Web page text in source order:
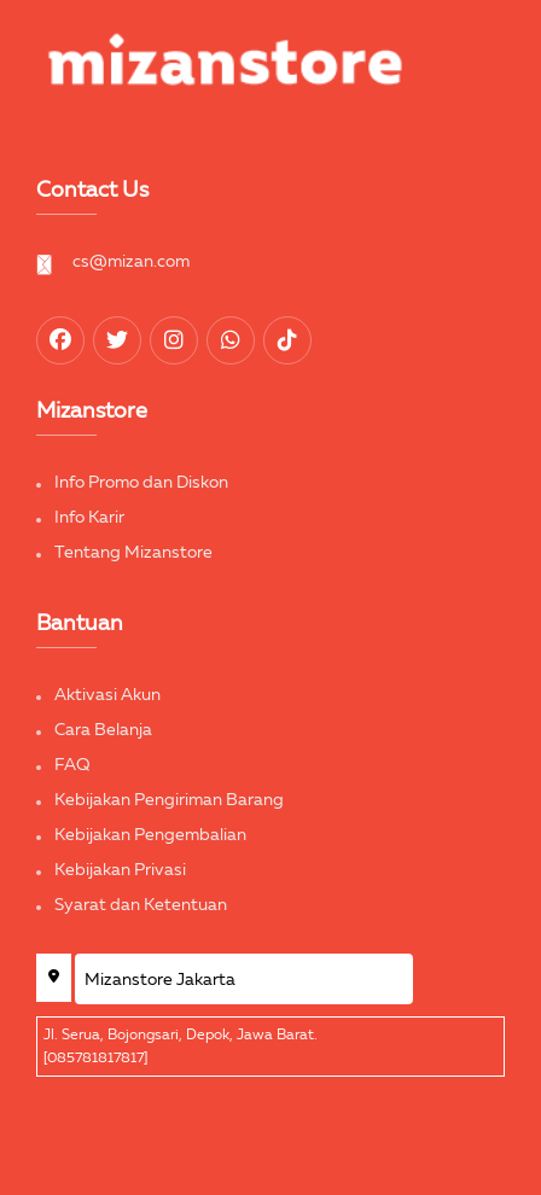
Contact Us
cs@mizan.com
Mizanstore
Info Promo dan Diskon
Info Karir
Tentang Mizanstore
Bantuan
Aktivasi Akun
Cara Belanja
FAQ
Kebijakan Pengiriman Barang
Kebijakan Pengembalian
Kebijakan Privasi
Syarat dan Ketentuan
Jl. Serua, Bojongsari, Depok, Jawa Barat.
[085781817817]